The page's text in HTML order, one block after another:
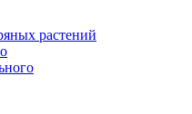
растений